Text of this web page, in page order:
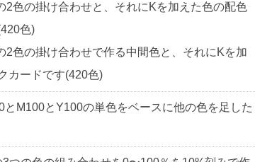
2色の掛け合わせと、それにKを加えた色の配色
色)
2色の掛け合わせで作る中間色と、それにKを加
カードです(420色)
とM100とY100の単色をベースに他の色を足した